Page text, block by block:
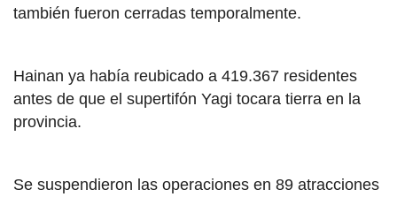
también fueron cerradas temporalmente.
Hainan ya había reubicado a 419.367 residentes
antes de que el supertifón Yagi tocara tierra en la
provincia.
Se suspendieron las operaciones en 89 atracciones